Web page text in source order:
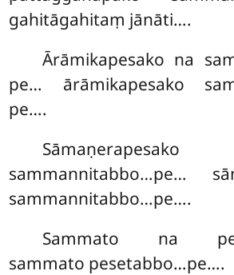
gahitāgahitaṃ jānāti….
Ārāmikapesako na
pe… ārāmikapesako
pe….
sammannitabbo…pe…
sammannitabbo…pe….
Sammato na
sammato pesetabbo…pe….